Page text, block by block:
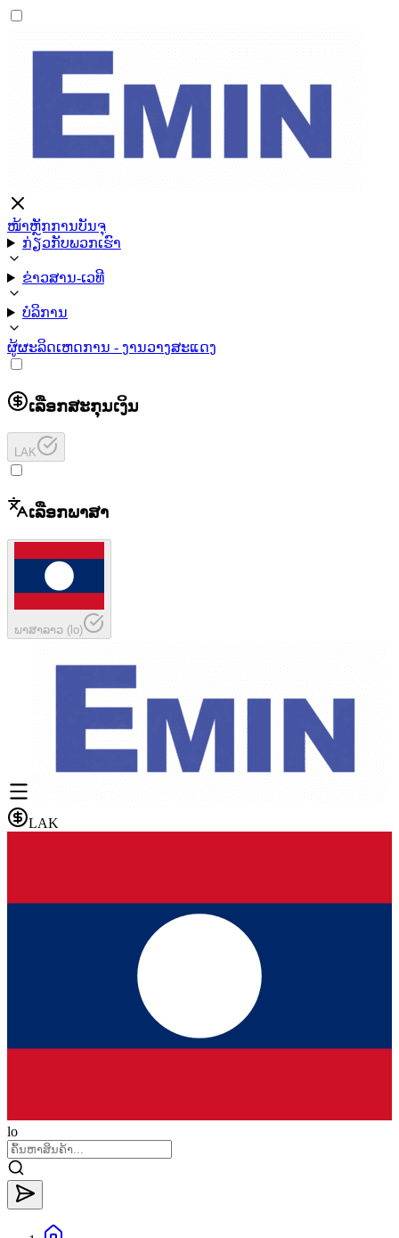
ໜ້າຫຼັກການບັນຈຸ
ກ່ຽວກັບພວກເຮົາ
ຂ່າວສານ-ເວທີ
ບໍລິການ
ຜູ້ຜະລິດເຫດການ - ງານວາງສະແດງ
ເລືອກສະກຸນເງິນ
LAK
ເລືອກພາສາ
ພາສາລາວ (lo)
LAK
lo